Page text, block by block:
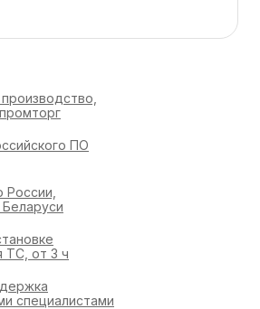
ПО
России,
Беларуси
ТС, от 3 ч
специалистами